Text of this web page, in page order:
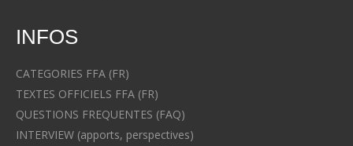
INFOS
CATEGORIES FFA (FR)
TEXTES OFFICIELS FFA (FR)
QUESTIONS FREQUENTES (FAQ)
INTERVIEW (apports, perspectives)